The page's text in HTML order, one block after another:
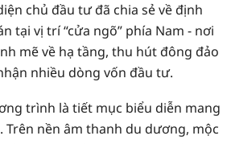
chủ đầu tư đã chia sẻ về định
tại vị trí “cửa ngõ” phía Nam - nơi
mẽ về hạ tầng, thu hút đông đảo
nhiều dòng vốn đầu tư.
trình là tiết mục biểu diễn mang
Trên nền âm thanh du dương, mộc